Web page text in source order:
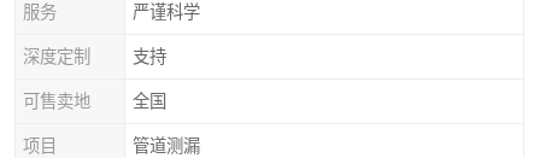
服务 严谨科学
深度定制 支持
可售卖地 全国
项目 管道测漏